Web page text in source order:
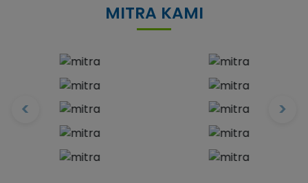
MITRA KAMI
< >